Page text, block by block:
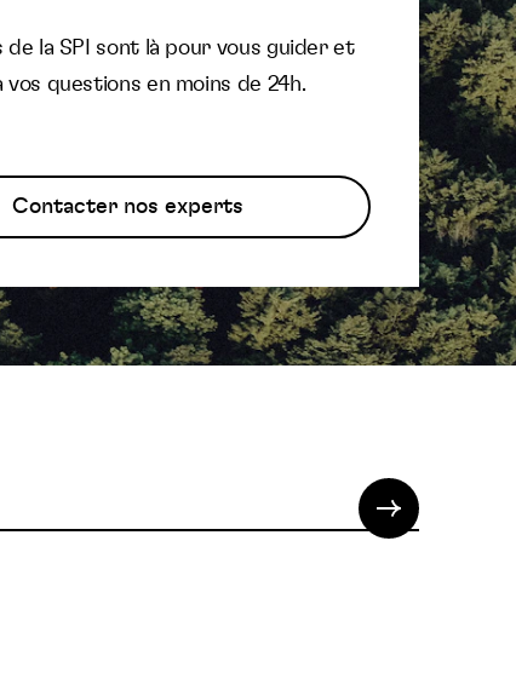
de la SPI sont là pour vous guider et
questions en moins de 24h.
Contacter nos experts